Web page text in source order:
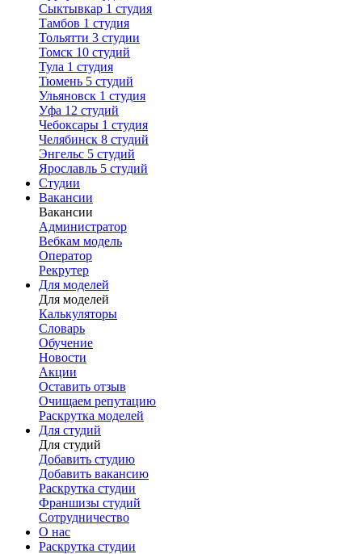
Сыктывкар 1 студия
Тамбов 1 студия
Тольятти 3 студии
Томск 10 студий
Тула 1 студия
Тюмень 5 студий
Ульяновск 1 студия
Уфа 12 студий
Чебоксары 1 студия
Челябинск 8 студий
Энгельс 5 студий
Ярославль 5 студий
Студии
Вакансии
Вакансии
Администратор
Вебкам модель
Оператор
Рекрутер
Для моделей
Для моделей
Калькуляторы
Словарь
Обучение
Новости
Акции
Оставить отзыв
Очищаем репутацию
Раскрутка моделей
Для студий
Для студий
Добавить студию
Добавить вакансию
Раскрутка студии
Франшизы студий
Сотрудничество
О нас
Раскрутка студии